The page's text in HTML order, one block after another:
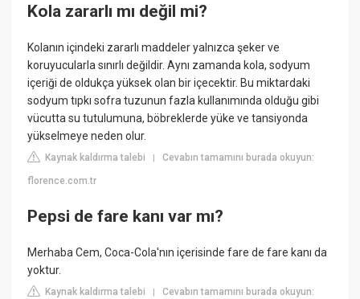
Kola zararlı mı değil mi?
Kolanın içindeki zararlı maddeler yalnızca şeker ve
koruyucularla sınırlı değildir. Aynı zamanda kola, sodyum
içeriği de oldukça yüksek olan bir içecektir. Bu miktardaki
sodyum tıpkı sofra tuzunun fazla kullanımında olduğu gibi
vücutta su tutulumuna, böbreklerde yüke ve tansiyonda
yükselmeye neden olur.
Kaynak kaldırma talebi |Cevabın tamamını burada okuyun:
florence.com.tr
Pepsi de fare kanı var mı?
Merhaba Cem, Coca-Cola'nın içerisinde fare de fare kanı da
yoktur.
Kaynak kaldırma talebi |Cevabın tamamını burada okuyun: